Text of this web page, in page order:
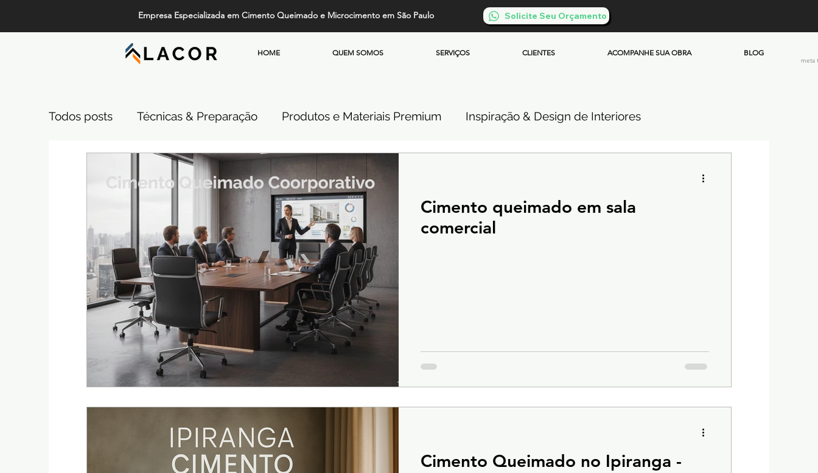
Empresa Especializada em Cimento Queimado e Microcimento em São Paulo Solicite Seu Orçamento
HOME QUEM SOMOS SERVIÇOS CLIENTES ACOMPANHE SUA OBRA BLOG
meta
Todos posts Técnicas & Preparação Produtos e Materiais Premium Inspiração & Design de Interiores
Design, Tendências e Serviços Piso de Cimento Queimado
Cimento Queimado Microcimento Queimado Investimento & Custos
Comparativos de Revestimentos Cimento Queimado Soluções Especiais
Cimento queimado em sala
comercial
Cimento Queimado no Ipiranga -